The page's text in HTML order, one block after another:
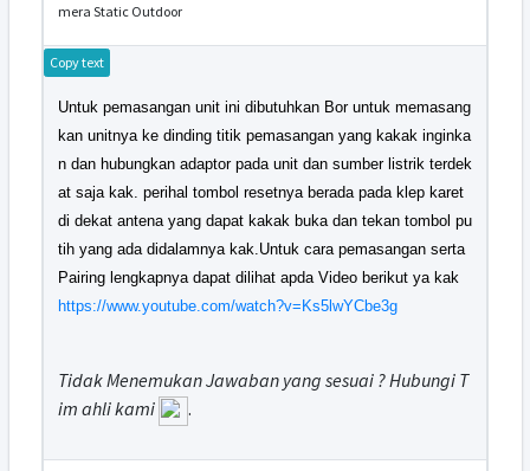
mera Static Outdoor
Copy text
Untuk pemasangan unit ini dibutuhkan Bor untuk memasang
kan unitnya ke dinding titik pemasangan yang kakak inginka
n dan hubungkan adaptor pada unit dan sumber listrik terdek
at saja kak. perihal tombol resetnya berada pada klep karet
di dekat antena yang dapat kakak buka dan tekan tombol pu
tih yang ada didalamnya kak.Untuk cara pemasangan serta
Pairing lengkapnya dapat dilihat apda Video berikut ya kak
https://www.youtube.com/watch?v=Ks5lwYCbe3g
Tidak Menemukan Jawaban yang sesuai ? Hubungi T
im ahli kami
.